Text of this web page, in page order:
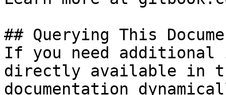
## Querying This
If you need
directly available in
documentation